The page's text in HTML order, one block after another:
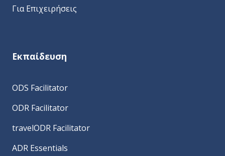
Για Επιχειρήσεις
Εκπαίδευση
ODS Facilitator
ODR Facilitator
travelODR Facilitator
ADR Essentials